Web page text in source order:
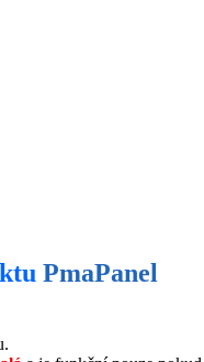
PmaPanel